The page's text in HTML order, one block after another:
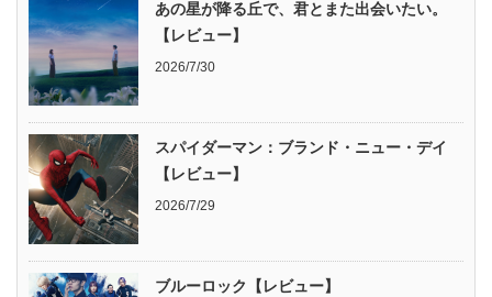
あの星が降る丘で、君とまた出会いたい。
【レビュー】
2026/7/30
スパイダーマン：ブランド・ニュー・デイ
【レビュー】
2026/7/29
ブルーロック【レビュー】